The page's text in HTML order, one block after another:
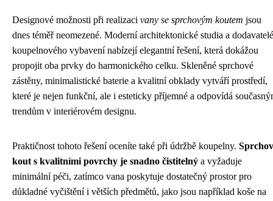
Designové možnosti při realizaci vany se sprchovým koutem jsou
dnes téměř neomezené. Moderní architektonické studia a dodavatelé
koupelnového vybavení nabízejí elegantní řešení, která dokážou
propojit oba prvky do harmonického celku. Skleněné sprchové
zástěny, minimalistické baterie a kvalitní obklady vytváří prostředí,
které je nejen funkční, ale i esteticky příjemné a odpovídá
trendům v interiérovém designu.
Praktičnost tohoto řešení oceníte také při údržbě koupelny.
kout s kvalitními povrchy je snadno čistitelný a vyžaduje
minimální péči, zatímco vana poskytuje dostatečný prostor pro
důkladné vyčištění i větších předmětů, jako jsou například koše na